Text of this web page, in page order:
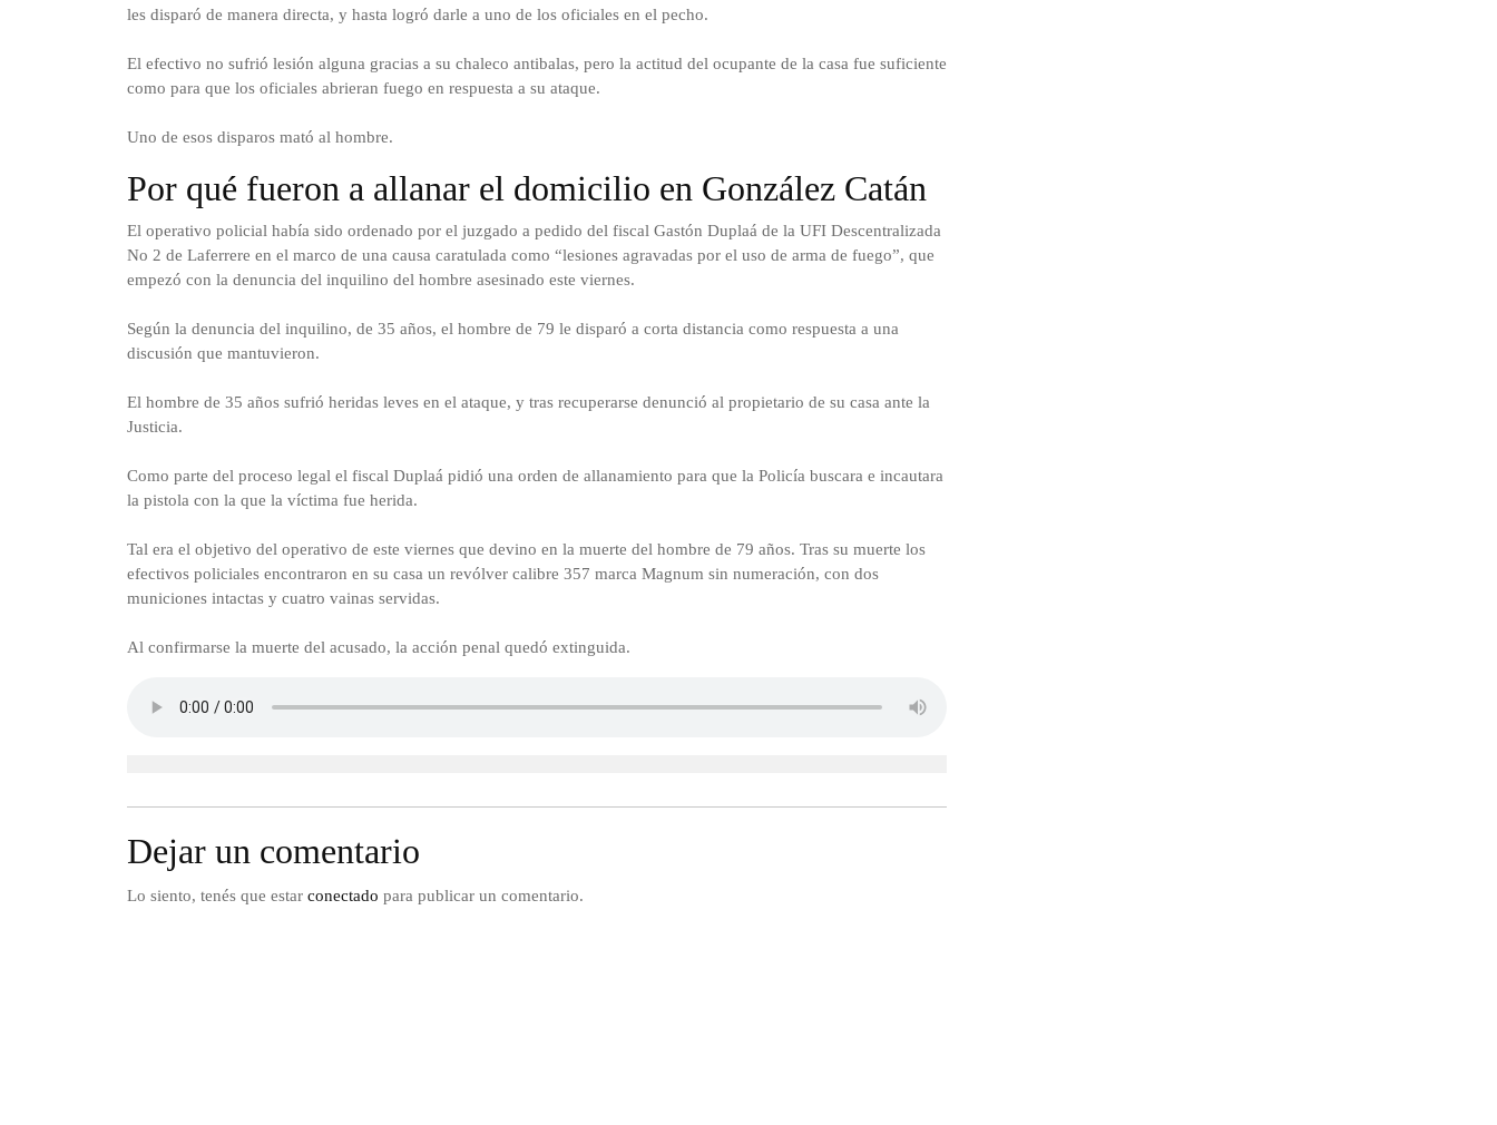
les disparó de manera directa, y hasta logró darle a uno de los oficiales en el pecho.
El efectivo no sufrió lesión alguna gracias a su chaleco antibalas, pero la actitud del ocupante de la casa fue suficiente
como para que los oficiales abrieran fuego en respuesta a su ataque.
Uno de esos disparos mató al hombre.
Por qué fueron a allanar el domicilio en González Catán
El operativo policial había sido ordenado por el juzgado a pedido del fiscal Gastón Duplaá de la UFI Descentralizada
No 2 de Laferrere en el marco de una causa caratulada como “lesiones agravadas por el uso de arma de fuego”, que
empezó con la denuncia del inquilino del hombre asesinado este viernes.
Según la denuncia del inquilino, de 35 años, el hombre de 79 le disparó a corta distancia como respuesta a una
discusión que mantuvieron.
El hombre de 35 años sufrió heridas leves en el ataque, y tras recuperarse denunció al propietario de su casa ante la
Justicia.
Como parte del proceso legal el fiscal Duplaá pidió una orden de allanamiento para que la Policía buscara e incautara
la pistola con la que la víctima fue herida.
Tal era el objetivo del operativo de este viernes que devino en la muerte del hombre de 79 años. Tras su muerte los
efectivos policiales encontraron en su casa un revólver calibre 357 marca Magnum sin numeración, con dos
municiones intactas y cuatro vainas servidas.
Al confirmarse la muerte del acusado, la acción penal quedó extinguida.
Dejar un comentario
Lo siento, tenés que estar conectado para publicar un comentario.